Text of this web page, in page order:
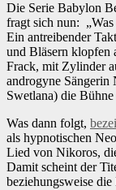
Die Serie Babylon
fragt sich nun:
Ein antreibender
und Bläsern klopfen
Frack, mit Zylinder
androgyne Sängerin
Swetlana) die
Was dann folgt,
als hypnotischen
Lied von Nikoros,
Damit scheint der
beziehungsweise